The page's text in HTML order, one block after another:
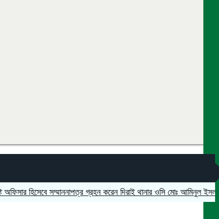
হিসেবে সম্মাননাপত্র গ্রহন করেন দিরাই থানার ওসি মোঃ আমিনুল ইসলাম